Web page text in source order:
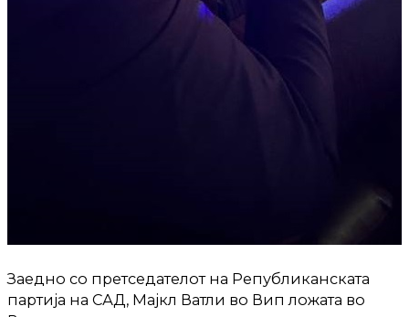
Заедно со претседателот на Републиканската
партија на САД, Мајкл Ватли во Вип ложата во